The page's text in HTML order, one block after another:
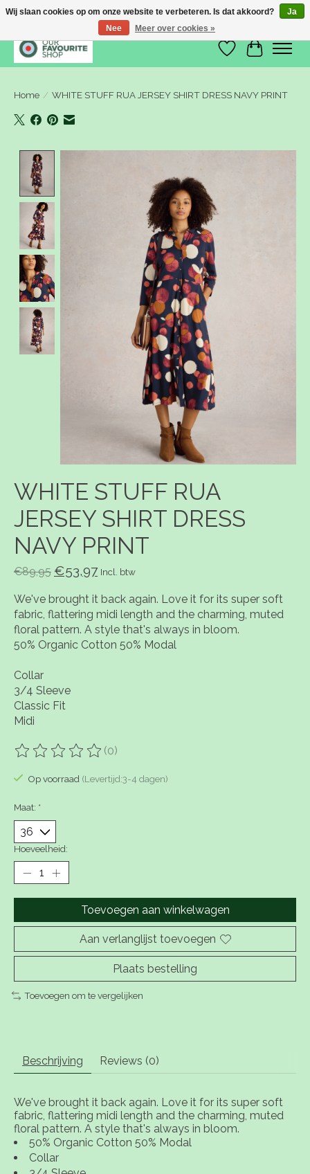
Verlanglijst
Home / WHITE STUFF RUA JERSEY SHIRT DRESS NAVY PRINT
WHITE STUFF RUA
JERSEY SHIRT DRESS
NAVY PRINT
€89,95 €53,97 Incl. btw
We've brought it back again. Love it for its super soft
fabric, flattering midi length and the charming, muted
floral pattern. A style that's always in bloom.
50% Organic Cotton 50% Modal
Collar
3/4 Sleeve
Classic Fit
Midi
De beoordeling van dit product is
(0)
Op voorraad (Levertijd:3-4 dagen)
Maat: *
Hoeveelheid:
Toevoegen aan winkelwagen
Aan verlanglijst toevoegen
Plaats bestelling
Toevoegen om te vergelijken
Beschrijving Reviews (0)
We've brought it back again. Love it for its super soft
fabric, flattering midi length and the charming, muted
floral pattern. A style that's always in bloom.
50% Organic Cotton 50% Modal
Collar
Wij slaan cookies op om onze website te verbeteren. Is dat akkoord?
Ja
Nee
Meer over cookies »